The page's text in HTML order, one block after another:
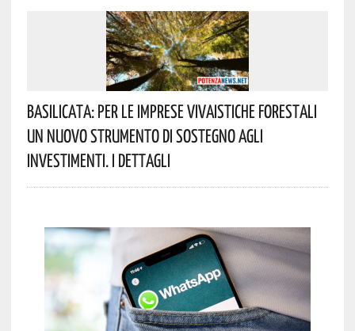
Basilicata: Per Le Imprese Vivaistiche Forestali
Un Nuovo Strumento Di Sostegno Agli
Investimenti. I Dettagli